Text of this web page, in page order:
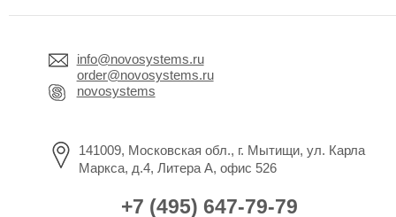
info@novosystems.ru
order@novosystems.ru
novosystems
141009, Московская обл., г. Мытищи, ул. Карла
Маркса, д.4, Литера А, офис 526
+7 (495) 647-79-79